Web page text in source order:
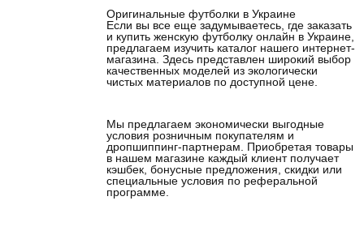
Оригинальные футболки в Украине
Если вы все еще задумываетесь, где заказать
и купить женскую футболку онлайн в Украине,
предлагаем изучить каталог нашего интернет-
магазина. Здесь представлен широкий выбор
качественных моделей из экологически
чистых материалов по доступной цене.
Мы предлагаем экономически выгодные
условия розничным покупателям и
дропшиппинг-партнерам. Приобретая товары
в нашем магазине каждый клиент получает
кэшбек, бонусные предложения, скидки или
специальные условия по реферальной
программе.